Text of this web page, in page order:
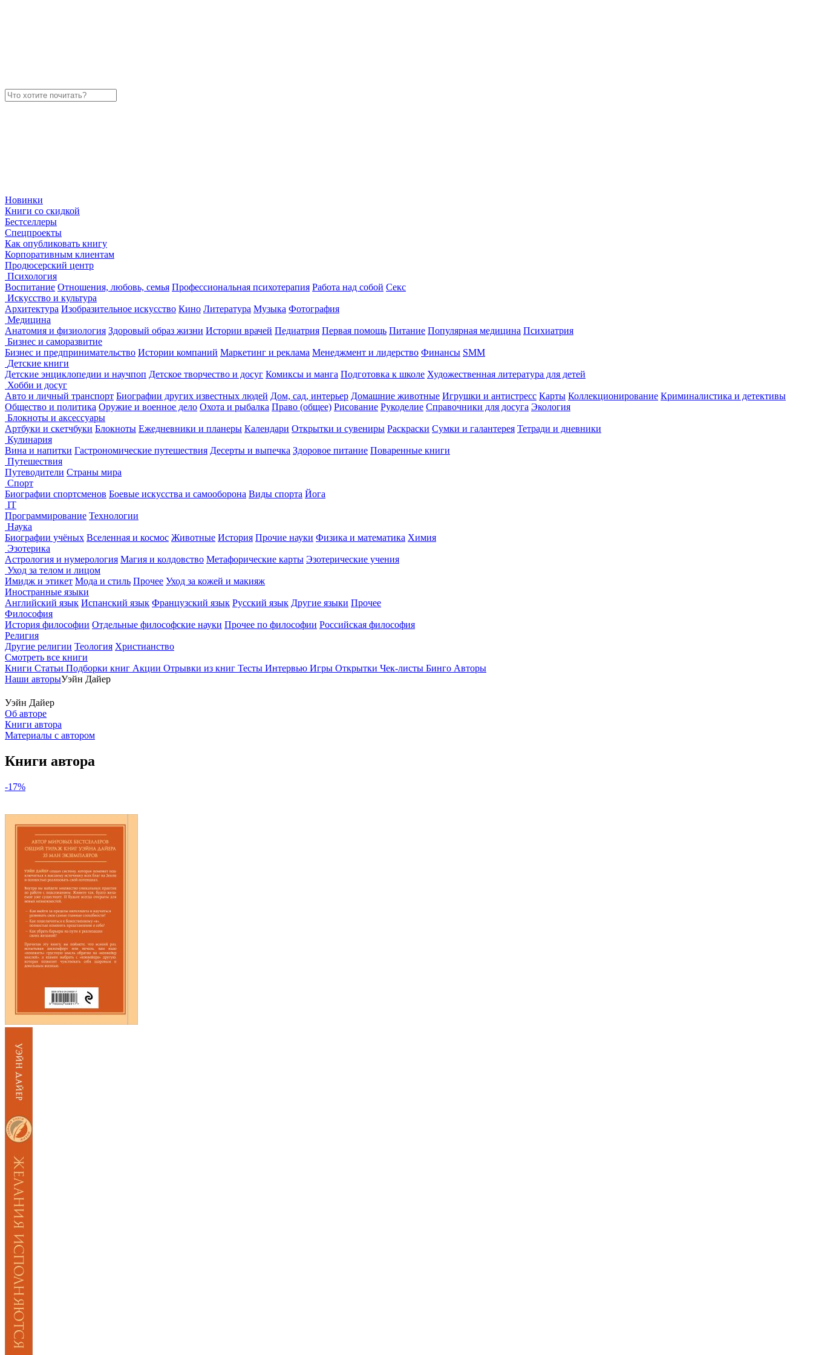
Новинки
Книги со скидкой
Бестселлеры
Спецпроекты
Как опубликовать книгу
Корпоративным клиентам
Продюсерский центр
Психология
Воспитание Отношения, любовь, семья Профессиональная психотерапия Работа над собой Секс
Искусство и культура
Архитектура Изобразительное искусство Кино Литература Музыка Фотография
Медицина
Анатомия и физиология Здоровый образ жизни Истории врачей Педиатрия Первая помощь Питание Популярная медицина Психиатрия
Бизнес и саморазвитие
Бизнес и предпринимательство Истории компаний Маркетинг и реклама Менеджмент и лидерство Финансы SMM
Детские книги
Детские энциклопедии и научпоп Детское творчество и досуг Комиксы и манга Подготовка к школе Художественная литература для детей
Хобби и досуг
Авто и личный транспорт Биографии других известных людей Дом, сад, интерьер Домашние животные Игрушки и антистресс Карты Коллекционирование Криминалистика и детективы
Общество и политика Оружие и военное дело Охота и рыбалка Право (общее) Рисование Рукоделие Справочники для досуга Экология
Блокноты и аксессуары
Артбуки и скетчбуки Блокноты Ежедневники и планеры Календари Открытки и сувениры Раскраски Сумки и галантерея Тетради и дневники
Кулинария
Вина и напитки Гастрономические путешествия Десерты и выпечка Здоровое питание Поваренные книги
Путешествия
Путеводители Страны мира
Спорт
Биографии спортсменов Боевые искусства и самооборона Виды спорта Йога
IT
Программирование Технологии
Наука
Биографии учёных Вселенная и космос Животные История Прочие науки Физика и математика Химия
Эзотерика
Астрология и нумерология Магия и колдовство Метафорические карты Эзотерические учения
Уход за телом и лицом
Имидж и этикет Мода и стиль Прочее Уход за кожей и макияж
Иностранные языки
Английский язык Испанский язык Французский язык Русский язык Другие языки Прочее
Философия
История философии Отдельные философские науки Прочее по философии Российская философия
Религия
Другие религии Теология Христианство
Смотреть все книги
Книги Статьи Подборки книг Акции Отрывки из книг Тесты Интервью Игры Открытки Чек-листы Бинго Авторы
Наши авторыУэйн Дайер
Уэйн Дайер
Об авторе
Книги автора
Материалы с автором
Книги автора
-17%